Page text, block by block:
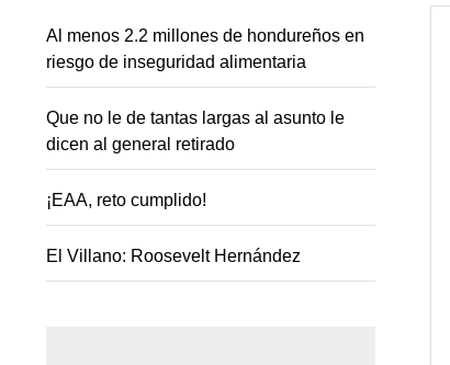
Al menos 2.2 millones de hondureños en
riesgo de inseguridad alimentaria
Que no le de tantas largas al asunto le
dicen al general retirado
¡EAA, reto cumplido!
El Villano: Roosevelt Hernández